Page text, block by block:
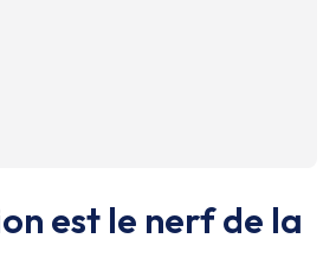
est le nerf de la